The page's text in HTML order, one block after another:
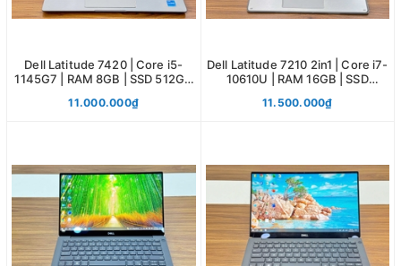
Dell Latitude 7420 | Core i5-
1145G7 | RAM 8GB | SSD 512GB
11.000.000₫
Dell Latitude 7210 2in1 | Core i7-
10610U | RAM 16GB | SSD
11.500.000₫